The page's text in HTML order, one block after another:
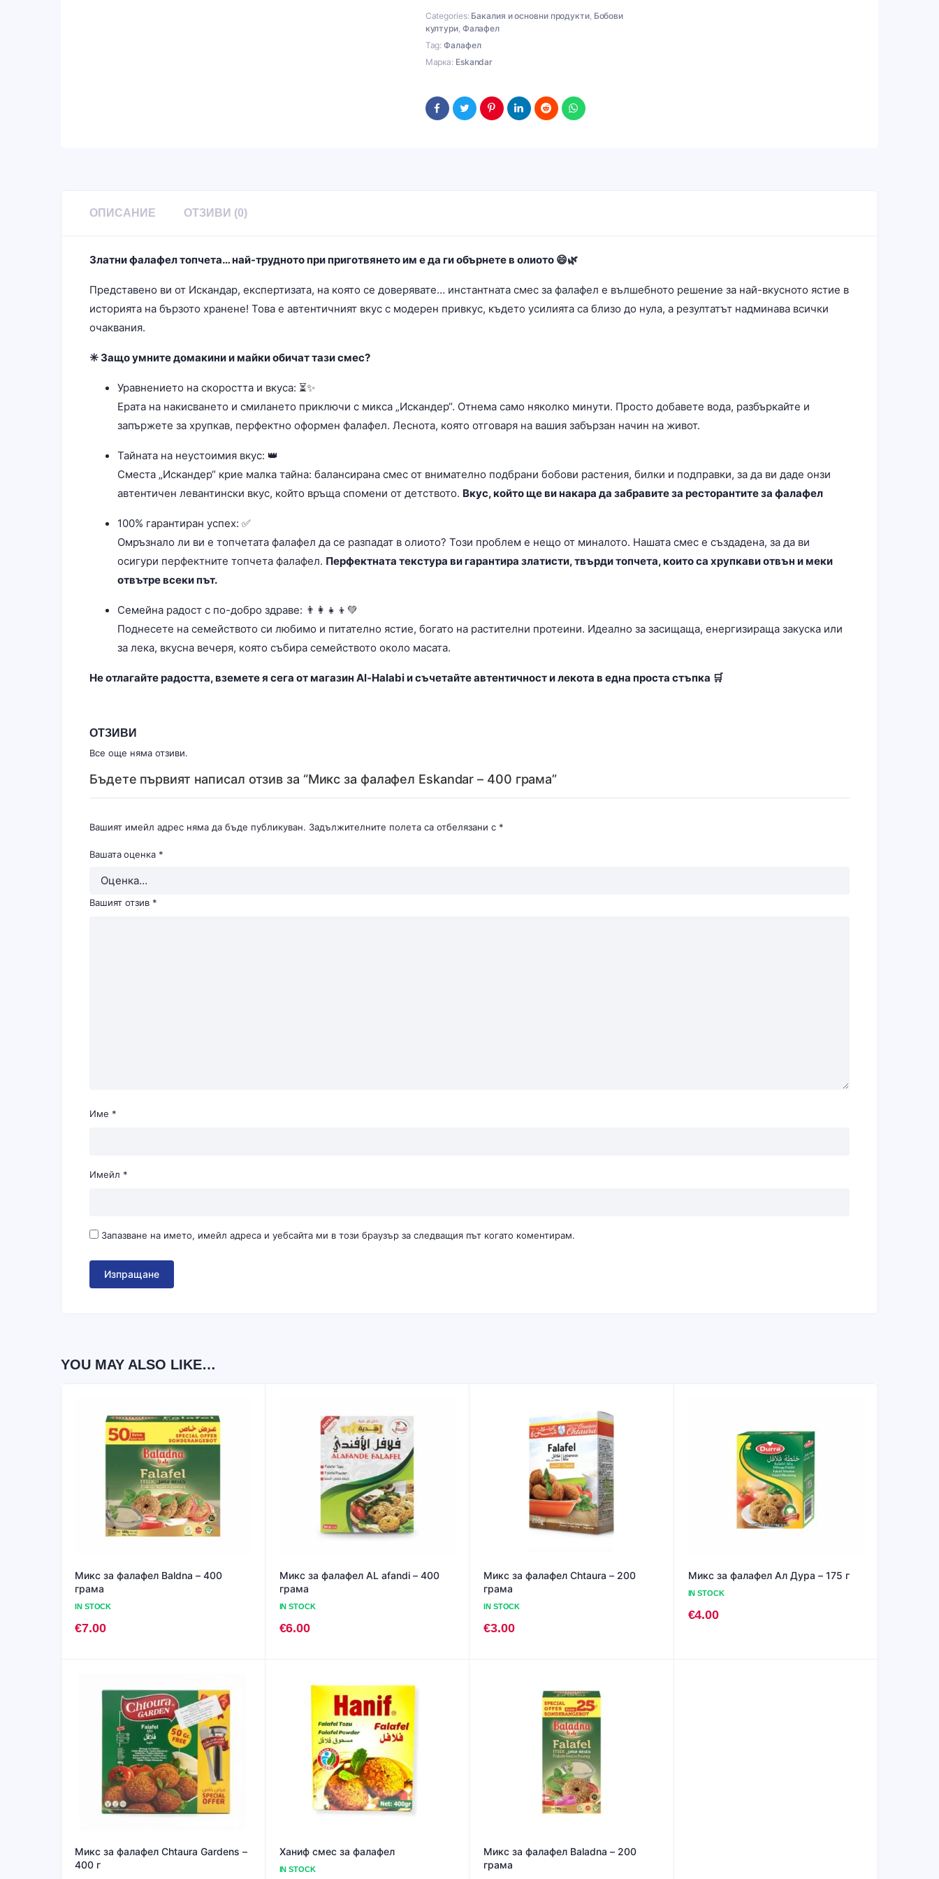
Categories: Бакалия и основни продукти, Бобови
култури, Фалафел
Tag:Фалафел
Марка: Eskandar
ОПИСАНИЕ ОТЗИВИ (0)
Златни фалафел топчета… най-трудното при приготвянето им е да ги обърнете в олиото 😄🌿
Представено ви от Искандар, експертизата, на която се доверявате… инстантната смес за фалафел е вълшебното решение за най-вкусното ястие в
историята на бързото хранене! Това е автентичният вкус с модерен привкус, където усилията са близо до нула, а резултатът надминава всички
очаквания.
✳️ Защо умните домакини и майки обичат тази смес?
Уравнението на скоростта и вкуса: ⏳✨
Ерата на накисването и смилането приключи с микса „Искандер“. Отнема само няколко минути. Просто добавете вода, разбъркайте и
запържете за хрупкав, перфектно оформен фалафел. Леснота, която отговаря на вашия забързан начин на живот.
Тайната на неустоимия вкус: 👑
Сместа „Искандер“ крие малка тайна: балансирана смес от внимателно подбрани бобови растения, билки и подправки, за да ви даде онзи
автентичен левантински вкус, който връща спомени от детството. Вкус, който ще ви накара да забравите за ресторантите за фалафел
100% гарантиран успех: ✅
Омръзнало ли ви е топчетата фалафел да се разпадат в олиото? Този проблем е нещо от миналото. Нашата смес е създадена, за да ви
осигури перфектните топчета фалафел. Перфектната текстура ви гарантира златисти, твърди топчета, които са хрупкави отвън и меки
отвътре всеки път.
Семейна радост с по-добро здраве: 👨‍👩‍👧‍👦💚
Поднесете на семейството си любимо и питателно ястие, богато на растителни протеини. Идеално за засищаща, енергизираща закуска или
за лека, вкусна вечеря, която събира семейството около масата.
Не отлагайте радостта, вземете я сега от магазин Al-Halabi и съчетайте автентичност и лекота в една проста стъпка 🛒
ОТЗИВИ
Все още няма отзиви.
Бъдете първият написал отзив за “Микс за фалафел Eskandar – 400 грама”
Вашият имейл адрес няма да бъде публикуван. Задължителните полета са отбелязани с *
Вашата оценка *
Вашият отзив *
Име *
Имейл *
Запазване на името, имейл адреса и уебсайта ми в този браузър за следващия път когато коментирам.
YOU MAY ALSO LIKE…
Микс за фалафел Baldna – 400
грама
IN STOCK
€7.00
Микс за фалафел AL afandi – 400
грама
IN STOCK
€6.00
Микс за фалафел Chtaura – 200
грама
IN STOCK
€3.00
Микс за фалафел Ал Дура – 175 г
IN STOCK
€4.00
Микс за фалафел Chtaura Gardens –
400 г
Ханиф смес за фалафел
IN STOCK
Микс за фалафел Baladna – 200
грама